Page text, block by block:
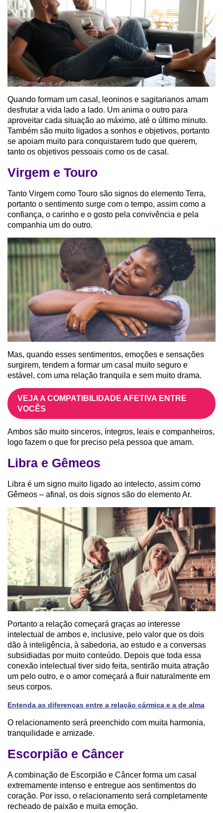
Quando formam um casal, leoninos e sagitarianos amam
desfrutar a vida lado a lado. Um anima o outro para
aproveitar cada situação ao máximo, até o último minuto.
Também são muito ligados a sonhos e objetivos, portanto
se apoiam muito para conquistarem tudo que querem,
tanto os objetivos pessoais como os de casal.
Virgem e Touro
Tanto Virgem como Touro são signos do elemento Terra,
portanto o sentimento surge com o tempo, assim como a
confiança, o carinho e o gosto pela convivência e pela
companhia um do outro.
Mas, quando esses sentimentos, emoções e sensações
surgirem, tendem a formar um casal muito seguro e
estável, com uma relação tranquila e sem muito drama.
VEJA A COMPATIBILIDADE AFETIVA ENTRE
VOCÊS
Ambos são muito sinceros, íntegros, leais e companheiros,
logo fazem o que for preciso pela pessoa que amam.
Libra e Gêmeos
Libra é um signo muito ligado ao intelecto, assim como
Gêmeos – afinal, os dois signos são do elemento Ar.
Portanto a relação começará graças ao interesse
intelectual de ambos e, inclusive, pelo valor que os dois
dão à inteligência, à sabedoria, ao estudo e a conversas
subsidiadas por muito conteúdo. Depois que toda essa
conexão intelectual tiver sido feita, sentirão muita atração
um pelo outro, e o amor começará a fluir naturalmente em
seus corpos.
Entenda as diferenças entre a relação cármica e a de alma
O relacionamento será preenchido com muita harmonia,
tranquilidade e amizade.
Escorpião e Câncer
A combinação de Escorpião e Câncer forma um casal
extremamente intenso e entregue aos sentimentos do
coração. Por isso, o relacionamento será completamente
recheado de paixão e muita emoção.